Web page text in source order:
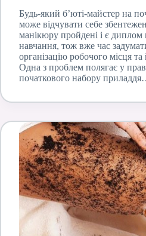
Будь-який б’юті-майстер на
може відчувати себе
манікюру пройдені і є диплом
навчання, тож вже час
організацію робочого місця
Одна з проблем полягає у
початкового набору